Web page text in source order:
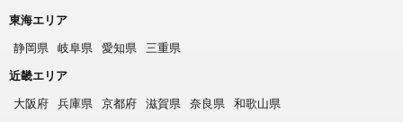
東海エリア
静岡県
岐阜県 愛知県
三重県
近畿エリア
大阪府
兵庫県 京都府 滋賀県 奈良県
和歌山県